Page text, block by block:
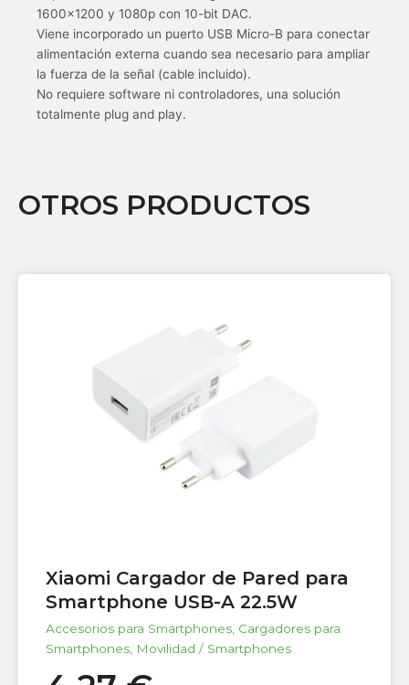
1600×1200 y 1080p con 10-bit DAC.
Viene incorporado un puerto USB Micro-B para conectar
alimentación externa cuando sea necesario para ampliar
la fuerza de la señal (cable incluido).
No requiere software ni controladores, una solución
totalmente plug and play.
OTROS PRODUCTOS
Xiaomi Cargador de Pared para
Smartphone USB-A 22.5W
Accesorios para Smartphones, Cargadores para
Smartphones, Movilidad / Smartphones